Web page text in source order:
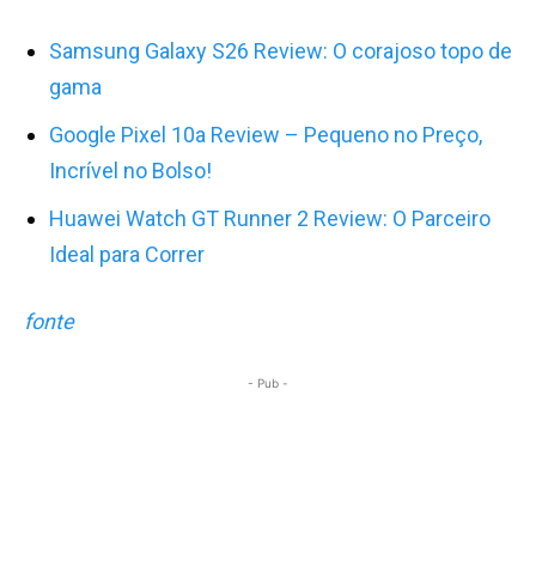
Samsung Galaxy S26 Review: O corajoso topo de
gama
Google Pixel 10a Review – Pequeno no Preço,
Incrível no Bolso!
Huawei Watch GT Runner 2 Review: O Parceiro
Ideal para Correr
fonte
- Pub -